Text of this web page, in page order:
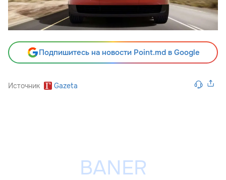
Подпишитесь на новости Point.md в Google
Источник Gazeta